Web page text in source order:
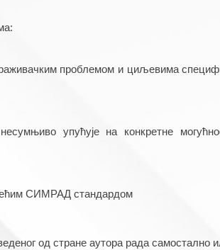
проблемом и циљевима
упућује на конкретне
СИМРАД стандардом
од стране аутора рада самостално